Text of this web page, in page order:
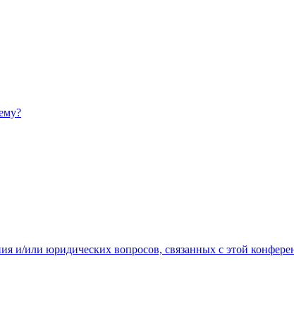
и/или юридических вопросов, связанных с этой